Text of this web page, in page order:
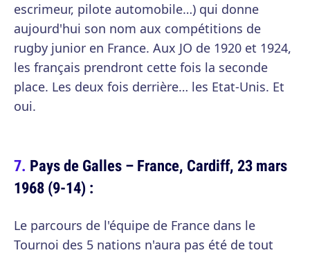
escrimeur, pilote automobile…) qui donne
aujourd'hui son nom aux compétitions de
rugby junior en France. Aux JO de 1920 et 1924,
les français prendront cette fois la seconde
place. Les deux fois derrière… les Etat-Unis. Et
oui.
Pays de Galles – France, Cardiff, 23 mars
1968 (9-14) :
Le parcours de l'équipe de France dans le
Tournoi des 5 nations n'aura pas été de tout